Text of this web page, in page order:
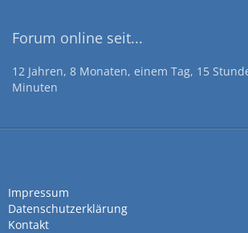
Forum online seit...
12 Jahren, 8 Monaten, einem Tag, 15
Minuten
Impressum
Datenschutzerklärung
Kontakt